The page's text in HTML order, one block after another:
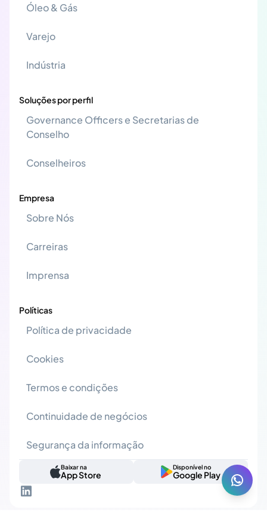
Óleo & Gás
Varejo
Indústria
Soluções por perfil
Governance Officers e Secretarias de
Conselho
Conselheiros
Empresa
Sobre Nós
Carreiras
Imprensa
Políticas
Política de privacidade
Cookies
Termos e condições
Continuidade de negócios
Segurança da informação
Baixar na
App Store
Disponível no
Google Play